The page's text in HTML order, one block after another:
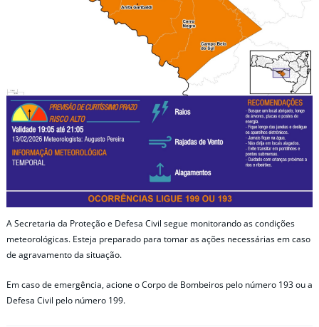
A Secretaria da Proteção e Defesa Civil segue monitorando as condições
meteorológicas. Esteja preparado para tomar as ações necessárias em caso
de agravamento da situação.
Em caso de emergência, acione o Corpo de Bombeiros pelo número 193 ou a
Defesa Civil pelo número 199.